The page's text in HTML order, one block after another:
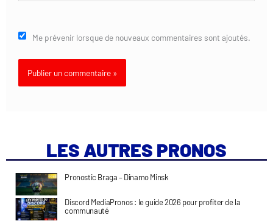
Me prévenir lorsque de nouveaux commentaires sont ajoutés.
LES AUTRES PRONOS
Pronostic Braga – Dinamo Minsk
Discord MediaPronos : le guide 2026 pour profiter de la
communauté